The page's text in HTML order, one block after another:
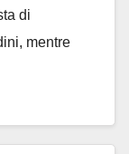
di
mentre